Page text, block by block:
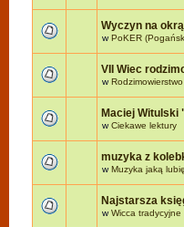
Wyczyn na
wPoKER
VII Wiec
wRodzimowierstwo
Maciej Witulski
wCiekawe lektury
muzyka z
wMuzyka jaką lubię
Najstarsza
wWicca tradycyjne